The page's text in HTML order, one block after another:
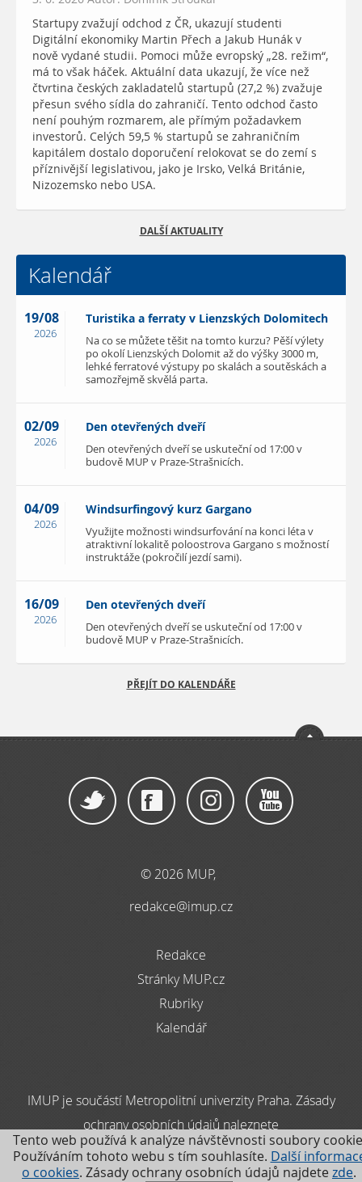
Startupy zvažují odchod z ČR, ukazují studenti
Digitální ekonomiky Martin Přech a Jakub Hunák v
nově vydané studii. Pomoci může evropský „28. režim“,
má to však háček. Aktuální data ukazují, že více než
čtvrtina českých zakladatelů startupů (27,2 %) zvažuje
přesun svého sídla do zahraničí. Tento odchod často
není pouhým rozmarem, ale přímým požadavkem
investorů. Celých 59,5 % startupů se zahraničním
kapitálem dostalo doporučení relokovat se do zemí s
příznivější legislativou, jako je Irsko, Velká Británie,
Nizozemsko nebo USA.
DALŠÍ AKTUALITY
Kalendář
19/08
2026
Turistika a ferraty v Lienzských Dolomitech
Na co se můžete těšit na tomto kurzu? Pěší výlety
po okolí Lienzských Dolomit až do výšky 3000 m,
lehké ferratové výstupy po skalách a soutěskách a
samozřejmě skvělá parta.
02/09
2026
Den otevřených dveří
Den otevřených dveří se uskuteční od 17:00 v
budově MUP v Praze-Strašnicích.
04/09
2026
Windsurfingový kurz Gargano
Využijte možnosti windsurfování na konci léta v
atraktivní lokalitě poloostrova Gargano s možností
instruktáže (pokročilí jezdí sami).
16/09
2026
Den otevřených dveří
Den otevřených dveří se uskuteční od 17:00 v
budově MUP v Praze-Strašnicích.
PŘEJÍT DO KALENDÁŘE
© 2026 MUP,
redakce@imup.cz
Redakce
Stránky MUP.cz
Rubriky
Kalendář
IMUP je součástí Metropolitní univerzity Praha. Zásady
ochrany osobních údajů naleznete
zde
.
Tento web používá k analýze návštěvnosti soubory
Používáním tohoto webu s tím souhlasíte. Další
o cookies. Zásady ochrany osobních údajů najdetezde.